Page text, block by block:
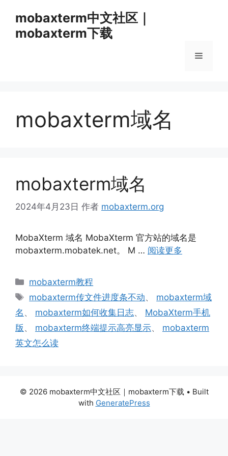
mobaxterm中文社区｜
mobaxterm下载
菜
mobaxterm域名
mobaxterm域名
2024年4月23日 作者 mobaxterm.org
MobaXterm 域名 MobaXterm 官方站的域名是
mobaxterm.mobatek.net。 M … 阅读更多
分
mobaxterm教程
标
mobaxterm传文件进度条不动、 mobaxterm域
名 、 mobaxterm如何收集日志、 MobaXterm手机
版 、 mobaxterm终端提示高亮显示、 mobaxterm
英文怎么读
© 2026 mobaxterm中文社区｜mobaxterm下载 • Built
with GeneratePress